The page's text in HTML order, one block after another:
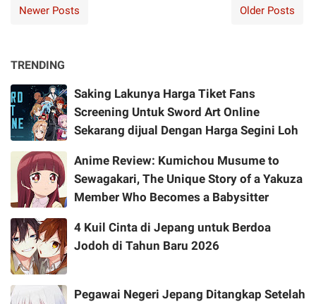
Newer Posts Older Posts
TRENDING
Saking Lakunya Harga Tiket Fans
Screening Untuk Sword Art Online
Sekarang dijual Dengan Harga Segini Loh
Anime Review: Kumichou Musume to
Sewagakari, The Unique Story of a Yakuza
Member Who Becomes a Babysitter
4 Kuil Cinta di Jepang untuk Berdoa
Jodoh di Tahun Baru 2026
Pegawai Negeri Jepang Ditangkap Setelah